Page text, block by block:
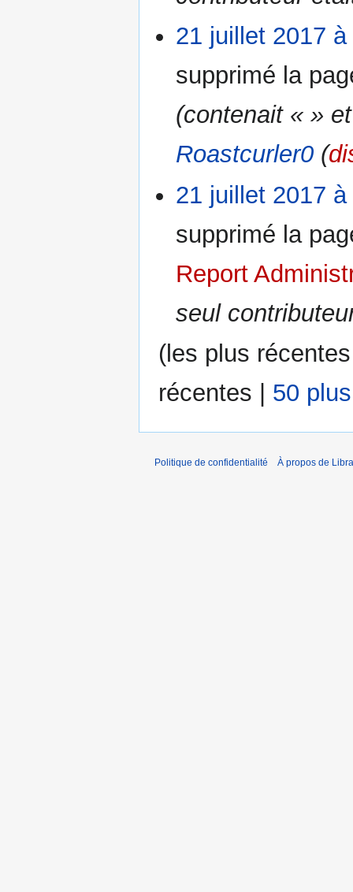
21 juillet 2017 à
supprimé la
(contenait « »
Roastcurler0 (
21 juillet 2017 à
supprimé la
Report
seul
( les plus récentes
récentes
50
Politique de confidentialité À propos de